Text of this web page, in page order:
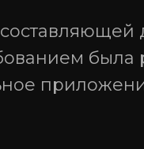
была